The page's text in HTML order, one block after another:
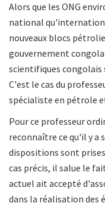
Alors que les ONG
national
nouveaux blocs
gouvernement
scientifiques
C'est le cas du
spécialiste en pétrole
Pour ce professeur
reconnaître ce qu'il y a
dispositions sont
cas précis, il salue le
actuel ait accepté
dans la réalisation des